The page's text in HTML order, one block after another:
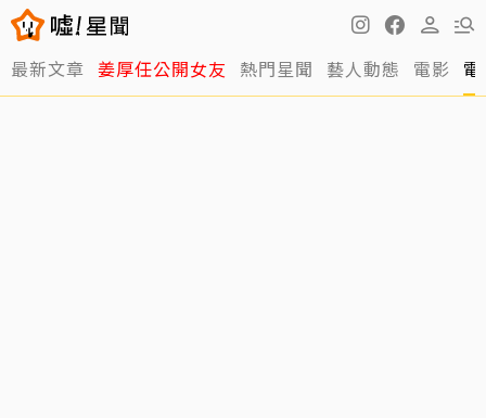
最新文章 姜厚任公開女友 熱門星聞 藝人動態 電影